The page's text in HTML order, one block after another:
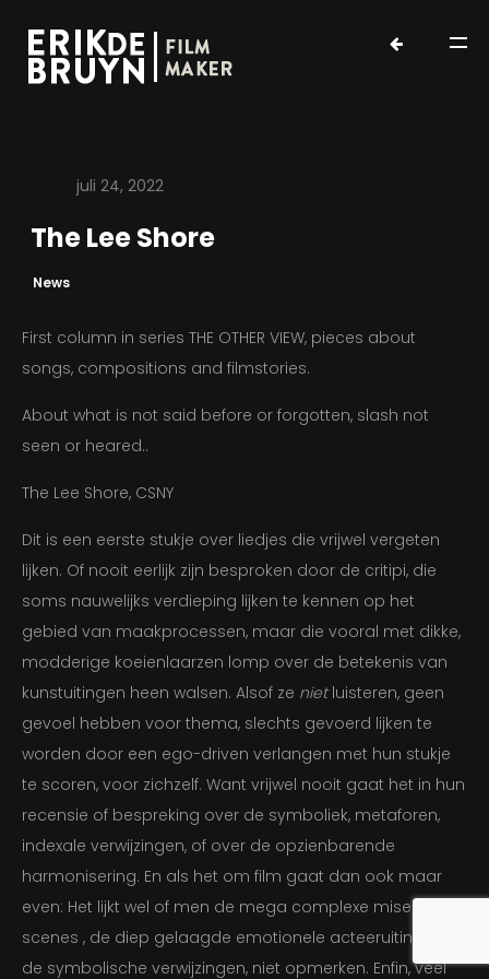
WORKS
ABOUT
BLOG
CONTACT
SPOTIFY
juli 24, 2022
The Lee Shore
News
First column in series THE OTHER VIEW, pieces about
songs, compositions and filmstories.
About what is not said before or forgotten, slash not
seen or heared..
The Lee Shore, CSNY
Dit is een eerste stukje over liedjes die vrijwel vergeten
lijken. Of nooit eerlijk zijn besproken door de critipi, die
soms nauwelijks verdieping lijken te kennen op het
gebied van maakprocessen, maar die vooral met dikke,
modderige koeienlaarzen lomp over de betekenis van
kunstuitingen heen walsen. Alsof ze nietluisteren, geen
gevoel hebben voor thema, slechts gevoerd lijken te
worden door een ego-driven verlangen met hun stukje
te scoren, voor zichzelf. Want vrijwel nooit gaat het in hun
recensie of bespreking over de symboliek, metaforen,
indexale verwijzingen, of over de opzienbarende
harmonisering. En als het om film gaat dan ook maar
even: Het lijkt wel of men de mega complexe mise en
scenes , de diep gelaagde emotionele acteeruitingen,
de symbolische verwijzingen, niet opmerken. Enfin, veel